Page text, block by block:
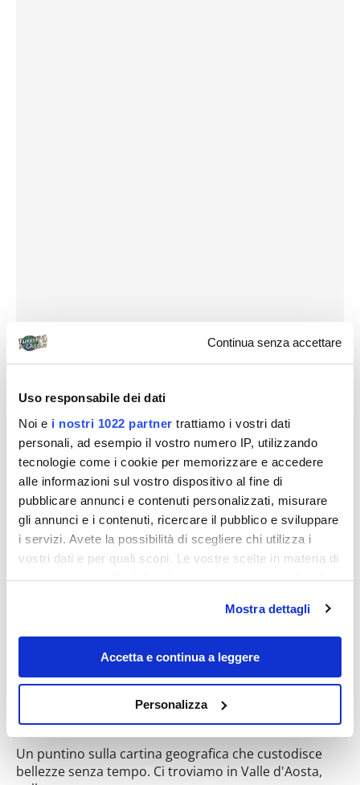
Continua senza accettare
Uso responsabile dei dati
Noi e i nostri 1022 partner trattiamo i vostri dati
personali, ad esempio il vostro numero IP, utilizzando
tecnologie come i cookie per memorizzare e accedere
alle informazioni sul vostro dispositivo al fine di
pubblicare annunci e contenuti personalizzati, misurare
gli annunci e i contenuti, ricercare il pubblico e sviluppare
i servizi. Avete la possibilità di scegliere chi utilizza i
vostri dati e per quali scopi. Le vostre scelte in materia di
privacy sono applicabili solo su questa proprietà digitale
modificare o revocare il proprio consenso in qualsiasi
momento dalla Dichiarazione sui cookie o facendo clic
sull'icona di attivazione della privacy.
raccogliere informazioni sulla tua posizione
geografica, con un'approssimazione di qualche
metro,
Identificare il tuo dispositivo, scansionandolo
Mostra dettagli
Accetta e continua a leggere
Personalizza
La bella addormentata della Valle
d’Aosta: un fascino senza tempo di rocce
e architetture antiche
Un puntino sulla cartina geografica che custodisce
bellezze senza tempo. Ci troviamo in Valle d'Aosta,